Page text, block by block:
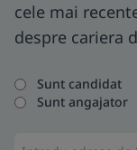
cele mai
despre cariera
Sunt candidat
Sunt angajator